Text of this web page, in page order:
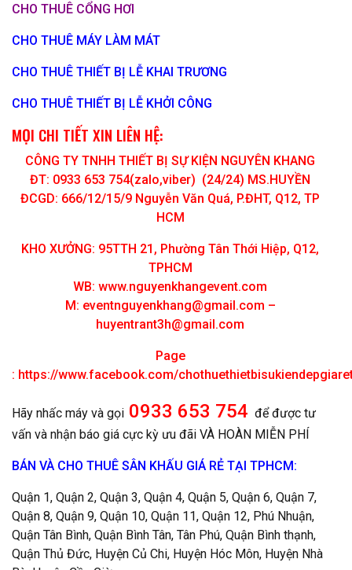
CHO THUÊ CỔNG HƠI
CHO THUÊ MÁY LÀM MÁT
CHO THUÊ THIẾT BỊ LỄ KHAI TRƯƠNG
CHO THUÊ THIẾT BỊ LỄ KHỞI CÔNG
MỌI CHI TIẾT XIN LIÊN HỆ:
CÔNG TY TNHH THIẾT BỊ SỰ KIỆN NGUYÊN KHANG
ĐT: 0933 653 754(zalo,viber) (24/24) MS.HUYỀN
ĐCGD: 666/12/15/9 Nguyễn Văn Quá, P.ĐHT, Q12, TP
HCM
KHO XƯỞNG: 95TTH 21, Phường Tân Thới Hiệp, Q12,
TPHCM
WB: www.nguyenkhangevent.com
M: eventnguyenkhang@gmail.com –
huyentrant3h@gmail.com
Page
: https://www.facebook.com/
Hãy nhấc máy và gọi 0933 653 754 để được tư
vấn và nhận báo giá cực kỳ ưu đãi VÀ HOÀN MIỄN PHÍ
BÁN VÀ CHO THUÊ SÂN KHẤU GIÁ RẺ TẠI TPHCM:
Quận 1, Quận 2, Quận 3, Quận 4, Quận 5, Quận 6, Quận 7,
Quận 8, Quận 9, Quận 10, Quận 11, Quận 12, Phú Nhuận,
Quận Tân Bình, Quận Bình Tân, Tân Phú, Quận Bình thạnh,
Quận Thủ Đức, Huyện Củ Chi, Huyện Hóc Môn, Huyện Nhà